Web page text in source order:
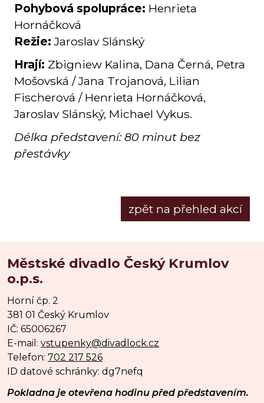
Pohybová spolupráce: Henrieta
Hornáčková
Režie: Jaroslav Slánský
Hrají: Zbigniew Kalina, Dana Černá, Petra
Mošovská / Jana Trojanová, Lilian
Fischerová / Henrieta Hornáčková,
Jaroslav Slánský, Michael Vykus.
Délka představení: 80 minut bez
přestávky
zpět na přehled akcí
Městské divadlo Český Krumlov
o.p.s.
Horní čp. 2
381 01 Český Krumlov
IČ: 65006267
E-mail: vstupenky@divadlock.cz
Telefon: 702 217 526
ID datové schránky: dg7nefq
Pokladna je otevřena hodinu před představením.